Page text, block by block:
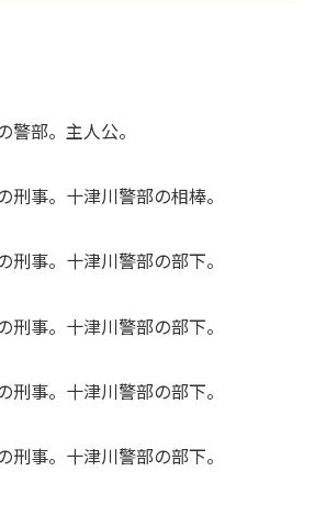
警部。主人公。
刑事。十津川警部の相棒。
刑事。十津川警部の部下。
刑事。十津川警部の部下。
刑事。十津川警部の部下。
刑事。十津川警部の部下。